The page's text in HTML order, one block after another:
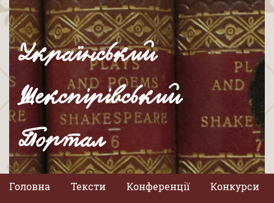
Український
Шекспірівський
Портал
Головна Тексти Конференції
Конкурси